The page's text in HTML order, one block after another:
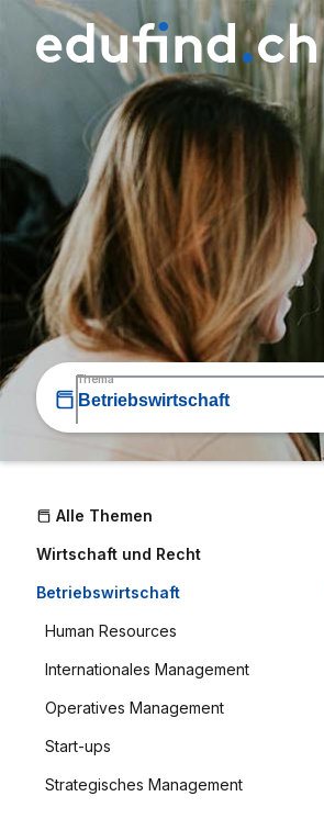
Thema
Alle Themen
Wirtschaft und Recht
Betriebswirtschaft
Human Resources
Internationales Management
Operatives Management
Start-ups
Strategisches Management